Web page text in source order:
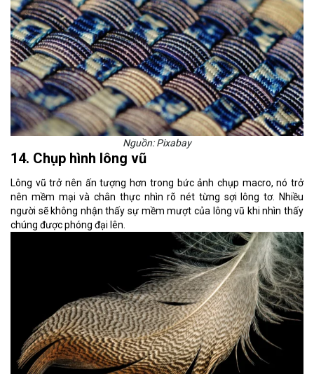
Nguồn: Pixabay
14. Chụp hình lông vũ
Lông vũ trở nên ấn tượng hơn trong bức ảnh chụp macro, nó trở
nên mềm mại và chân thực nhìn rõ nét từng sợi lông tơ. Nhiều
người sẽ không nhận thấy sự mềm mượt của lông vũ khi nhìn thấy
chúng được phóng đại lên.